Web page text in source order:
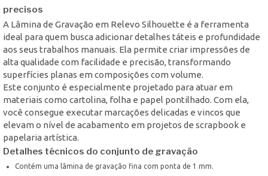
precisos
A Lâmina de Gravação em Relevo Silhouette é a ferramenta
ideal para quem busca adicionar detalhes táteis e profundidade
aos seus trabalhos manuais. Ela permite criar impressões de
alta qualidade com facilidade e precisão, transformando
superfícies planas em composições com volume.
Este conjunto é especialmente projetado para atuar em
materiais como cartolina, folha e papel pontilhado. Com ela,
você consegue executar marcações delicadas e vincos que
elevam o nível de acabamento em projetos de scrapbook e
papelaria artística.
Detalhes técnicos do conjunto de gravação
Contém uma lâmina de gravação fina com ponta de 1 mm.